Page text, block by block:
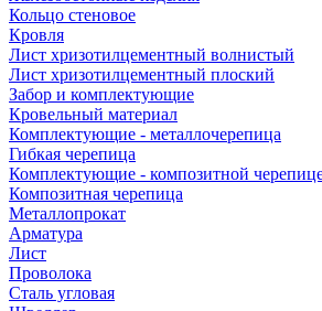
Кольцо стеновое
Кровля
Лист хризотилцементный волнистый
Лист хризотилцементный плоский
Забор и комплектующие
Кровельный материал
Комплектующие - металлочерепица
Гибкая черепица
Комплектующие - композитной
Композитная черепица
Металлопрокат
Арматура
Лист
Проволока
Сталь угловая